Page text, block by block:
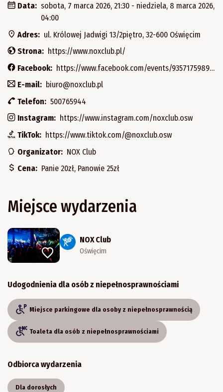
Data: sobota, 7 marca 2026, 21:30 - niedziela, 8 marca 2026,
04:00
Adres: ul. Królowej Jadwigi 13/2piętro, 32-600 Oświęcim
Strona: https://www.noxclub.pl/
Facebook:
https://www.facebook.com/events/935717598967365
E-mail: biuro@noxclub.pl
Telefon: 500765944
Instagram: https://www.instagram.com/noxclub.osw
TikTok: https://www.tiktok.com/@noxclub.osw
Organizator: NOX Club
Cena: Panie 20zł, Panowie 25zł
Miejsce wydarzenia
NOX Club
Oświęcim
Udogodnienia dla osób z niepełnosprawnościami
Miejsce parkingowe dla osoby z niepełnosprawnością
Toaleta dla osób z niepełnosprawnościami
Odbiorca wydarzenia
Dla dorosłych